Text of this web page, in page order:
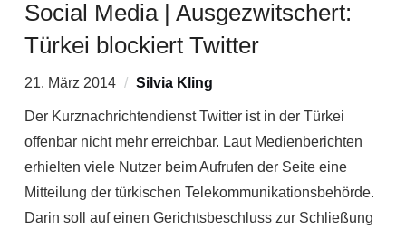
Social Media | Ausgezwitschert:
Türkei blockiert Twitter
21. März 2014 Silvia Kling
Der Kurznachrichtendienst Twitter ist in der Türkei
offenbar nicht mehr erreichbar. Laut Medienberichten
erhielten viele Nutzer beim Aufrufen der Seite eine
Mitteilung der türkischen Telekommunikationsbehörde.
Darin soll auf einen Gerichtsbeschluss zur Schließung